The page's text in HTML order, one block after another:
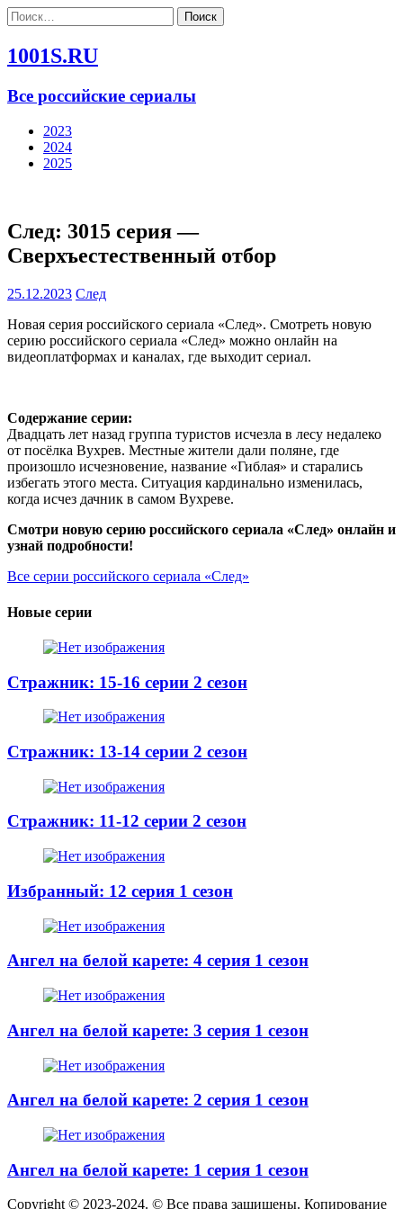
Найти:
1001S.RU
Все российские сериалы
2023
2024
2025
След: 3015 серия —
Сверхъестественный отбор
25.12.2023 След
Новая серия российского сериала «След». Смотреть новую
серию российского сериала «След» можно онлайн на
видеоплатформах и каналах, где выходит сериал.
Содержание серии:
Двадцать лет назад группа туристов исчезла в лесу недалеко
от посёлка Вухрев. Местные жители дали поляне, где
произошло исчезновение, название «Гиблая» и старались
избегать этого места. Ситуация кардинально изменилась,
когда исчез дачник в самом Вухреве.
Смотри новую серию российского сериала «След» онлайн и
узнай подробности!
Все серии российского сериала «След»
Новые серии
Стражник: 15-16 серии 2 сезон
Стражник: 13-14 серии 2 сезон
Стражник: 11-12 серии 2 сезон
Избранный: 12 серия 1 сезон
Ангел на белой карете: 4 серия 1 сезон
Ангел на белой карете: 3 серия 1 сезон
Ангел на белой карете: 2 серия 1 сезон
Ангел на белой карете: 1 серия 1 сезон
Copyright © 2023-2024. © Все права защищены. Копирование